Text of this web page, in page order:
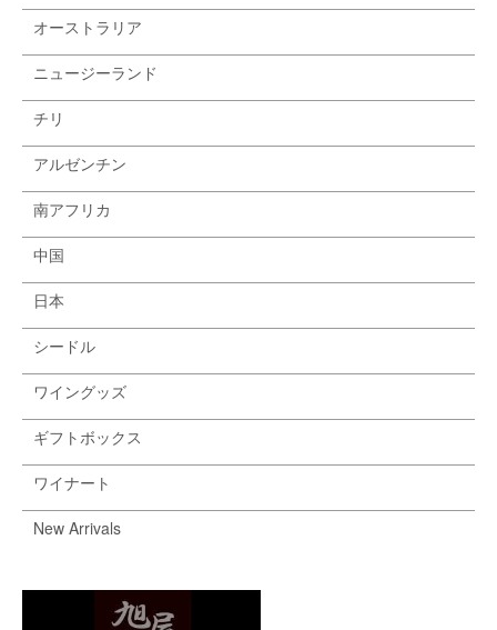
オーストラリア
ニュージーランド
チリ
アルゼンチン
南アフリカ
中国
日本
シードル
ワイングッズ
ギフトボックス
ワイナート
New Arrivals